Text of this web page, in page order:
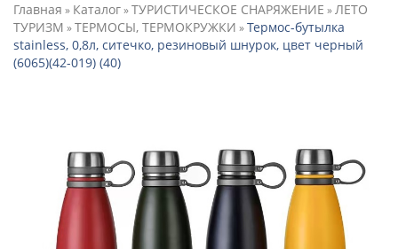
Главная » Каталог»ТУРИСТИЧЕСКОЕ СНАРЯЖЕНИЕ »ЛЕТО
ТУРИЗМ »ТЕРМОСЫ, ТЕРМОКРУЖКИ »Термос-бутылка
stainless, 0,8л, ситечко, резиновый шнурок, цвет черный
(6065)(42-019) (40)